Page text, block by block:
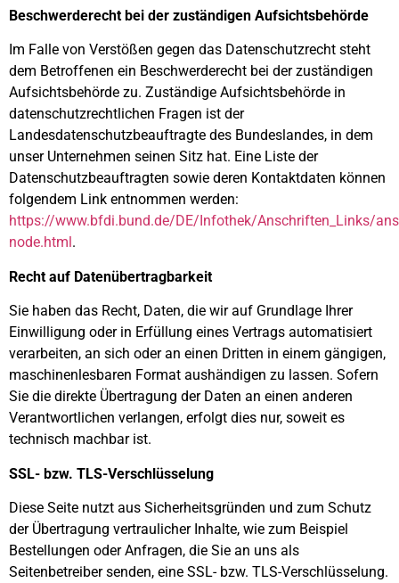
Beschwerderecht bei der zuständigen Aufsichtsbehörde
Im Falle von Verstößen gegen das Datenschutzrecht steht
dem Betroffenen ein Beschwerderecht bei der zuständigen
Aufsichtsbehörde zu. Zuständige Aufsichtsbehörde in
datenschutzrechtlichen Fragen ist der
Landesdatenschutzbeauftragte des Bundeslandes, in dem
unser Unternehmen seinen Sitz hat. Eine Liste der
Datenschutzbeauftragten sowie deren Kontaktdaten können
folgendem Link entnommen werden:
https://www.bfdi.bund.de/DE/Infothek/Anschriften_Links/
node.html .
Recht auf Datenübertragbarkeit
Sie haben das Recht, Daten, die wir auf Grundlage Ihrer
Einwilligung oder in Erfüllung eines Vertrags automatisiert
verarbeiten, an sich oder an einen Dritten in einem gängigen,
maschinenlesbaren Format aushändigen zu lassen. Sofern
Sie die direkte Übertragung der Daten an einen anderen
Verantwortlichen verlangen, erfolgt dies nur, soweit es
technisch machbar ist.
SSL- bzw. TLS-Verschlüsselung
Diese Seite nutzt aus Sicherheitsgründen und zum Schutz
der Übertragung vertraulicher Inhalte, wie zum Beispiel
Bestellungen oder Anfragen, die Sie an uns als
Seitenbetreiber senden, eine SSL- bzw. TLS-Verschlüsselung.